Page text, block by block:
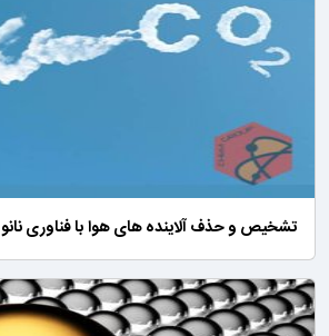
تشخیص و حذف آلاینده های هوا با فناوری نانو